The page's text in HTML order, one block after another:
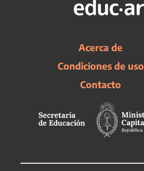
Acerca de
Condiciones de uso
Contacto